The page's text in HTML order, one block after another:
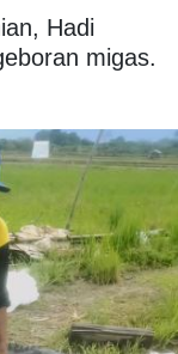
Hadi
migas.